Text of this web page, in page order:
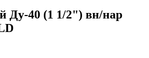
Ду-40 (1 1/2") вн/нар